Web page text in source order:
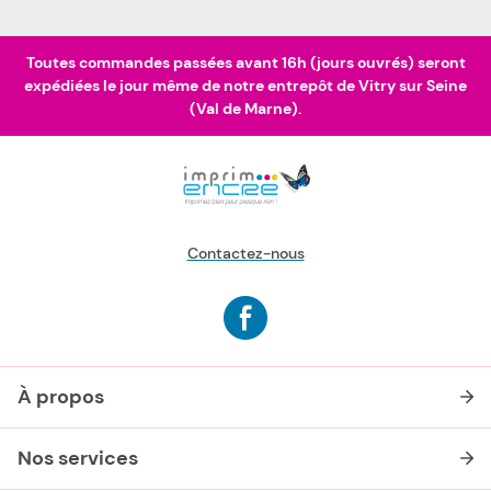
Toutes commandes passées avant 16h (jours ouvrés) seront
expédiées le jour même de notre entrepôt de Vitry sur Seine
(Val de Marne).
Contactez-nous
À propos
Nos services